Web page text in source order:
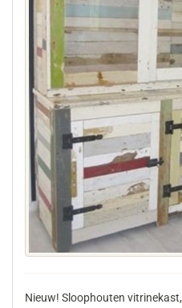
Nieuw! Sloophouten vitrinekast,